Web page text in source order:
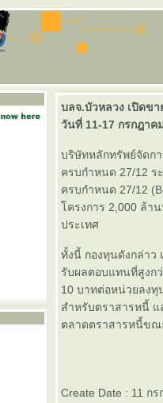
บลจ.บัวหลวง เปิดข
วันที่ 11-17 กรกฎาค
บริษัทหลักทรัพย์จัดก
ครบกำหนด 27/12 ร
ครบกำหนด 27/12
ครงการ 2,000 ล้าน
ประเทศ
ทั้งนี้ กองทุนดังกล่าว
รับผลตอบแทนที่สูงก
10 บาทต่อหน่วยลงทุ
สำหรับตราสารหนี้ แ
ตลาดตราสารหนี้ข
Create Date : 11 ก